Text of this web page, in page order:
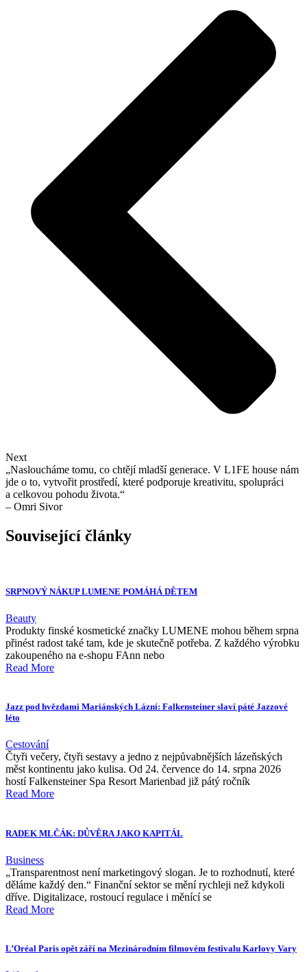
Next
„Nasloucháme tomu, co chtějí mladší generace. V L1FE house nám
jde o to, vytvořit prostředí, které podporuje kreativitu, spolupráci
a celkovou pohodu života.“
– Omri Sivor
Související články
SRPNOVÝ NÁKUP LUMENE POMÁHÁ DĚTEM
Beauty
Produkty finské kosmetické značky LUMENE mohou během srpna
přinést radost také tam, kde je skutečně potřeba. Z každého výrobku
zakoupeného na e-shopu FAnn nebo
Read More
Jazz pod hvězdami Mariánských Lázní: Falkensteiner slaví páté Jazzové
léto
Cestování
Čtyři večery, čtyři sestavy a jedno z nejpůvabnějších lázeňských
měst kontinentu jako kulisa. Od 24. července do 14. srpna 2026
hostí Falkensteiner Spa Resort Marienbad již pátý ročník
Read More
RADEK MLČÁK: DŮVĚRA JAKO KAPITÁL
Business
„Transparentnost není marketingový slogan. Je to rozhodnutí, které
děláme každý den.“ Finanční sektor se mění rychleji než kdykoli
dříve. Digitalizace, rostoucí regulace i měnící se
Read More
L’Oréal Paris opět září na Mezinárodním filmovém festivalu Karlovy Vary